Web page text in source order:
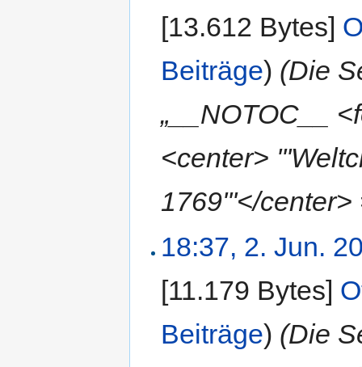
[13.612 Bytes]
Beiträge) (Die
„__NOTOC__
<center>
1769'''</
18:37, 2. Jun.
[11.179 Bytes]
Beiträge) (Die